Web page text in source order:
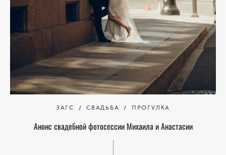
ЗАГС СВАДЬБА ПРОГУЛКА
Анонс свадебной фотосессии Михаила и Анастасии